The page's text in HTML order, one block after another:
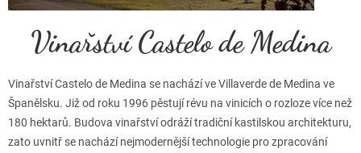
Vinařství Castelo de Medina
Vinařství Castelo de Medina se nachází ve Villaverde de Medina ve
Španělsku. Již od roku 1996 pěstují révu na vinicích o rozloze více než
180 hektarů. Budova vinařství odráží tradiční kastilskou architekturu,
zato uvnitř se nachází nejmodernější technologie pro zpracování